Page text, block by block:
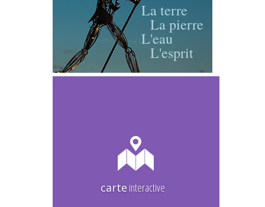
La terre
La pierre
L'eau
L'esprit
carte interactive